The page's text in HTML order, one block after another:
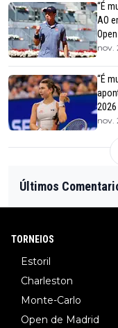
“É
AO
nov.
“É
2026
nov.
Últimos
TORNEIOS
Estoril
Charleston
Monte-Carlo
Open de Madrid